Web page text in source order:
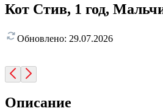
Кот Стив, 1 год,
Обновлено: 29.07.2026
Описание